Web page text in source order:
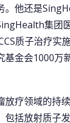
。他还是
集团
质子治疗实
基金会1000万
放疗领域的持
包括放射质子